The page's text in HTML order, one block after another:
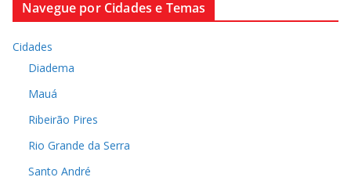
Navegue por Cidades e Temas
Cidades
Diadema
Mauá
Ribeirão Pires
Rio Grande da Serra
Santo André